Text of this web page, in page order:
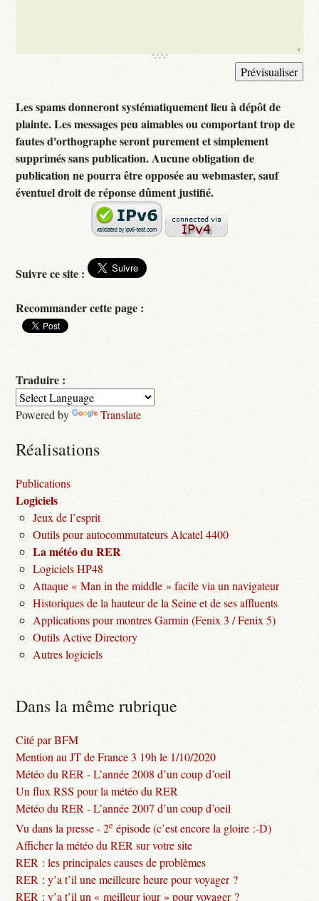
Les spams donneront systématiquement lieu à dépôt de
plainte. Les messages peu aimables ou comportant trop de
fautes d'orthographe seront purement et simplement
supprimés sans publication. Aucune obligation de
publication ne pourra être opposée au webmaster, sauf
éventuel droit de réponse dûment justifié.
Suivre ce site :
Recommander cette page :
Traduire :
Powered by Translate
Réalisations
Publications
Logiciels
Jeux de l’esprit
Outils pour autocommutateurs Alcatel 4400
La météo du RER
Logiciels HP48
Attaque « Man in the middle » facile via un navigateur
Historiques de la hauteur de la Seine et de ses affluents
Applications pour montres Garmin (Fenix 3 / Fenix 5)
Outils Active Directory
Autres logiciels
Dans la même rubrique
Cité par BFM
Mention au JT de France 3 19h le 1/10/2020
Météo du RER - L’année 2008 d’un coup d’oeil
Un flux RSS pour la météo du RER
Météo du RER - L’année 2007 d’un coup d’oeil
Vu dans la presse - 2e épisode (c’est encore la gloire :-D)
Afficher la météo du RER sur votre site
RER : les principales causes de problèmes
RER : y’a t’il une meilleure heure pour voyager ?
RER : y’a t’il un « meilleur jour » pour voyager ?